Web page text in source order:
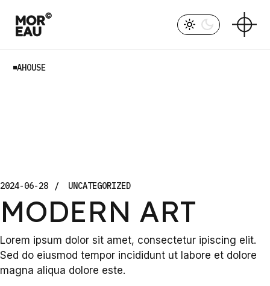
content
AHOUSE
2024-06-28 UNCATEGORIZED
MODERN ART
Lorem ipsum dolor sit amet, consectetur ipiscing elit.
Sed do eiusmod tempor incididunt ut labore et dolore
magna aliqua dolore este.